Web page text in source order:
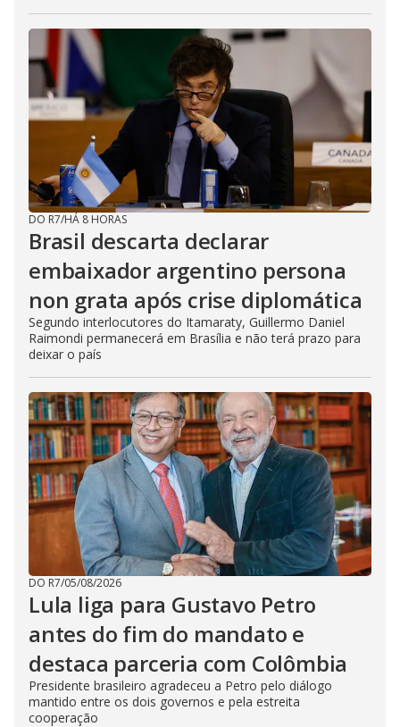
DO R7/HÁ 8 HORAS
Brasil descarta declarar
embaixador argentino persona
non grata após crise diplomática
Segundo interlocutores do Itamaraty, Guillermo Daniel
Raimondi permanecerá em Brasília e não terá prazo para
deixar o país
DO R7/05/08/2026
Lula liga para Gustavo Petro
antes do fim do mandato e
destaca parceria com Colômbia
Presidente brasileiro agradeceu a Petro pelo diálogo
mantido entre os dois governos e pela estreita
cooperação